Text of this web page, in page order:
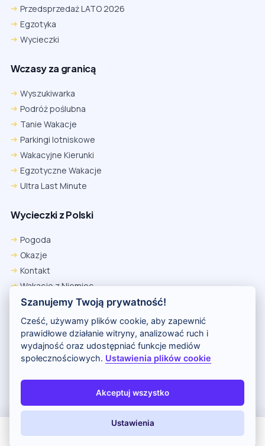
Przedsprzedaż LATO 2026
Egzotyka
Wycieczki
Wczasy za granicą
Wyszukiwarka
Podróż poślubna
Tanie Wakacje
Parkingi lotniskowe
Wakacyjne Kierunki
Egzotyczne Wakacje
Ultra Last Minute
Wycieczki z Polski
Pogoda
Okazje
Kontakt
Wakacje z Niemiec
Polityka Prywatności
Wakacje w Egipcie
Rankingi hoteli
Kontakt i reklama
Polityka prywatności
Copyright (c) 2026 Odkryj Wakacje
Szanujemy Twoją prywatność!
Cześć, używamy plików cookie, aby zapewnić
prawidłowe działanie witryny, analizować ruch i
wydajność oraz udostępniać funkcje mediów
społecznościowych. Ustawienia plików cookie
Akceptuj wszystko
Ustawienia